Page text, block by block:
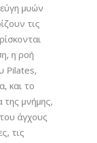
μυών
τις
η ροή
Pilates,
και το
μνήμης,
άγχους
τις